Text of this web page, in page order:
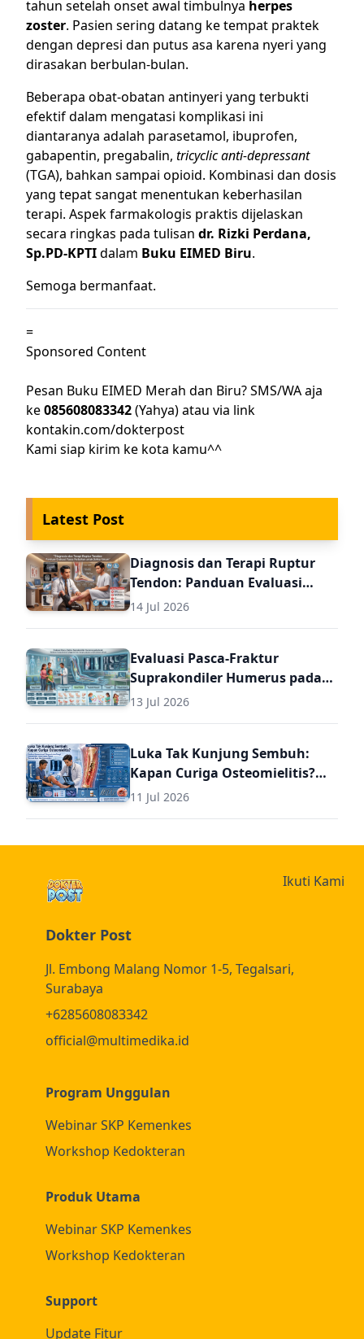
tahun setelah onset awal timbulnya herpes
zoster. Pasien sering datang ke tempat praktek
dengan depresi dan putus asa karena nyeri yang
dirasakan berbulan-bulan.
Beberapa obat-obatan antinyeri yang terbukti
efektif dalam mengatasi komplikasi ini
diantaranya adalah parasetamol, ibuprofen,
gabapentin, pregabalin, tricyclic anti-depressant
(TGA), bahkan sampai opioid. Kombinasi dan dosis
yang tepat sangat menentukan keberhasilan
terapi. Aspek farmakologis praktis dijelaskan
secara ringkas pada tulisan dr. Rizki Perdana,
Sp.PD-KPTIdalam Buku EIMED Biru.
Semoga bermanfaat.
=
Sponsored Content
Pesan Buku EIMED Merah dan Biru? SMS/WA aja
ke085608083342(Yahya) atau via link
kontakin.com/dokterpost
Kami siap kirim ke kota kamu^^
Latest Post
Diagnosis dan Terapi Ruptur
Tendon: Panduan Evaluasi
Pasca Perbaikan untuk Dokter
14 Jul 2026
Evaluasi Pasca-Fraktur
Suprakondiler Humerus pada
Anak: Panduan Komprehensif
13 Jul 2026
Luka Tak Kunjung Sembuh:
Kapan Curiga Osteomielitis?
Panduan Komprehensif
Umum (Termasuk Dosis Obat
11 Jul 2026
Dokter Post
Jl. Embong Malang Nomor 1-5, Tegalsari,
Surabaya
+6285608083342
official@multimedika.id
Program Unggulan
Webinar SKP Kemenkes
Workshop Kedokteran
Produk Utama
Webinar SKP Kemenkes
Workshop Kedokteran
Support
Update Fitur
Ikuti Kami